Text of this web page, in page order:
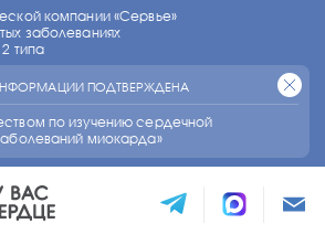
компании «Сервье»
заболеваниях
типа
ПОДТВЕРЖДЕНА
по изучению сердечной
миокарда»